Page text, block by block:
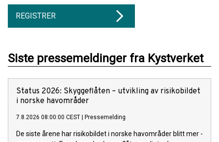
REGISTRER
Siste pressemeldinger fra Kystverket
Status 2026: Skyggeflåten – utvikling av risikobildet
i ­norske ­havområder
7.8.2026 08:00:00 CEST Pressemelding
De siste årene har risikobildet i norske havområder blitt mer ­